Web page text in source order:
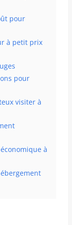
pour
à petit prix
pour
visiter à
à